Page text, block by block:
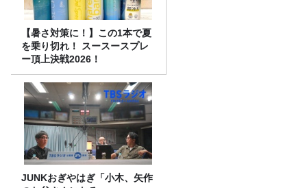
【暑さ対策に！】この1本で夏
を乗り切れ！ スースースプレ
ー頂上決戦2026！
JUNKおぎやはぎ「小木、矢作